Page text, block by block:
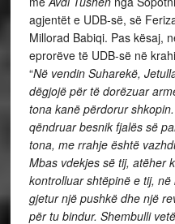
agjentët e UDB-së, së
Millorad Babiqi. Pas kësaj,
eprorëve të UDB-së në
“Në vendin Suharekë,
dëgjojë për të dorëzuar
tona kanë përdorur
qëndruar besnik fjalës së
tona, me rrahje është
Mbas vdekjes së tij, atëher
kontrolluar shtëpinë e tij,
gjetur një pushkë dhe një
për tu bindur. Shembulli